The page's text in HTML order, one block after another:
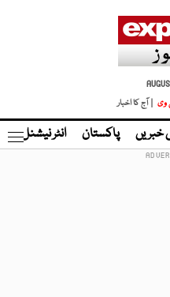
وی | آج کا اخبار
پاکستان انٹر نیشنل